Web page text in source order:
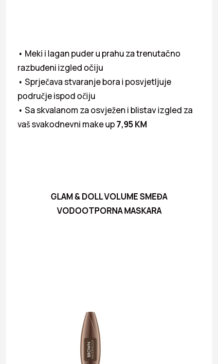
• Meki i lagan puder u prahu za trenutačno
razbuđeni izgled očiju
• Sprječava stvaranje bora i posvjetljuje
područje ispod očiju
• Sa skvalanom za osvježen i blistav izgled za
vaš svakodnevni make up7,95 KM
GLAM & DOLLVOLUME SMEĐA
VODOOTPORNA MASKARA